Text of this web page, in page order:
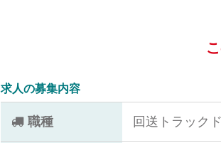
求人の募集内容
職種 回送トラック